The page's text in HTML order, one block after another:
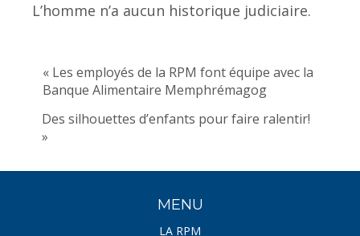
L’homme n’a aucun historique judiciaire.
« Les employés de la RPM font équipe avec la
Banque Alimentaire Memphrémagog
Des silhouettes d’enfants pour faire ralentir!
»
MENU
LA RPM